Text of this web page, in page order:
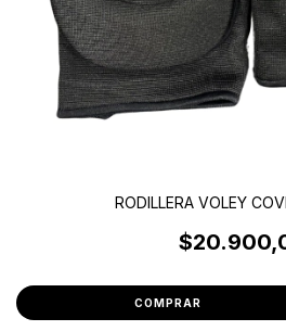
RODILLERA VOLEY
COMPRAR